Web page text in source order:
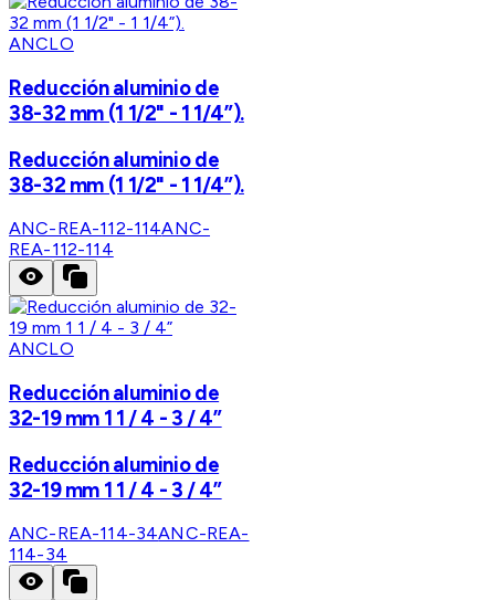
ANCLO
Reducción aluminio de
38-32 mm (1 1/2" - 1 1/4”).
Reducción aluminio de
38-32 mm (1 1/2" - 1 1/4”).
ANC-REA-112-114ANC-
REA-112-114
ANCLO
Reducción aluminio de
32-19 mm 1 1 / 4 - 3 / 4”
Reducción aluminio de
32-19 mm 1 1 / 4 - 3 / 4”
ANC-REA-114-34ANC-REA-
114-34